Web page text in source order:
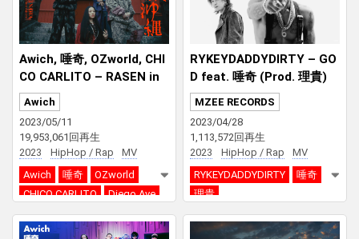
Awich, 唾奇, OZworld, CHI
CO CARLITO – RASEN in
OKINAWA (Prod. Diego Av
e)
Awich
2023/05/11
19,953,061回再生
2023
HipHop / Rap
MV
Awich
唾奇
OZworld
CHICO CARLITO
Diego Ave
RYKEYDADDYDIRTY – GO
D feat. 唾奇 (Prod. 理貴)
MZEE RECORDS
2023/04/28
1,113,572回再生
2023
HipHop / Rap
MV
RYKEYDADDYDIRTY
唾奇
理貴